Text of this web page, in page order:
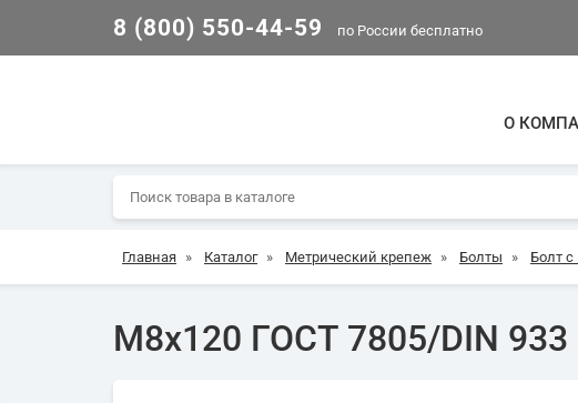
8 (800) 550-44-59 по России бесплатно
О
Главная » Каталог » Метрический крепеж » Болты » Болт
М8х120 ГОСТ 7805/DIN 933